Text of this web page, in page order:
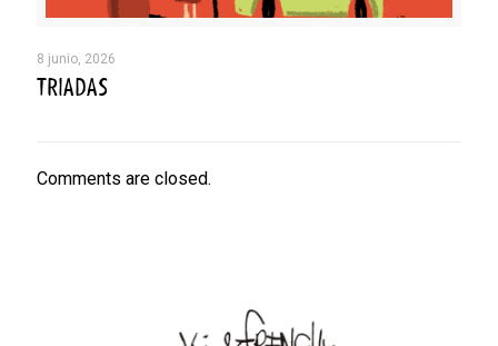
8 junio, 2026
TRIADAS
Comments are closed.